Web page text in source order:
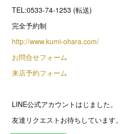
TEL:0533-74-1253 (転送)
完全予約制
http://www.kumi-ohara.com/
お問合せフォーム
来店予約フォーム
LINE公式アカウントはじました。
友達リクエストお待ちしています。